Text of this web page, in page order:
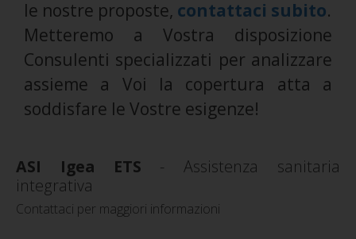
le nostre proposte, contattaci subito.
Metteremo a Vostra disposizione
Consulenti specializzati per analizzare
assieme a Voi la copertura atta a
soddisfare le Vostre esigenze!
ASI Igea ETS - Assistenza sanitaria
integrativa
Contattaci per maggiori informazioni